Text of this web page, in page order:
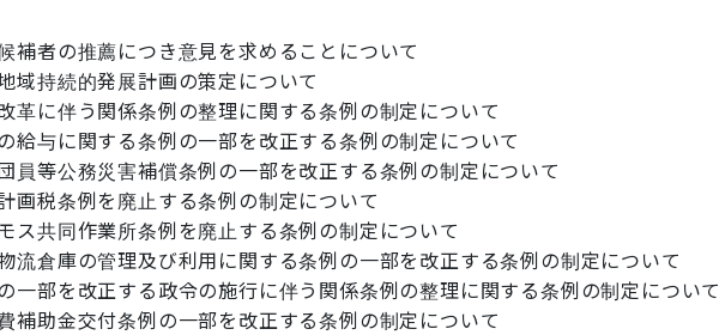
者の推薦につき意見を求めることについて
持続的発展計画の策定について
に伴う関係条例の整理に関する条例の制定について
与に関する条例の一部を改正する条例の制定について
等公務災害補償条例の一部を改正する条例の制定について
税条例を廃止する条例の制定について
共同作業所条例を廃止する条例の制定について
倉庫の管理及び利用に関する条例の一部を改正する条例の制定について
部を改正する政令の施行に伴う関係条例の整理に関する条例の制定について
助金交付条例の一部を改正する条例の制定について